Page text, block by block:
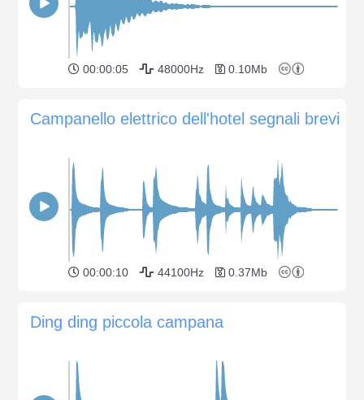
00:00:05 48000Hz 0.10Mb
Campanello elettrico dell'hotel segnali brevi
00:00:10 44100Hz 0.37Mb
Ding ding piccola campana